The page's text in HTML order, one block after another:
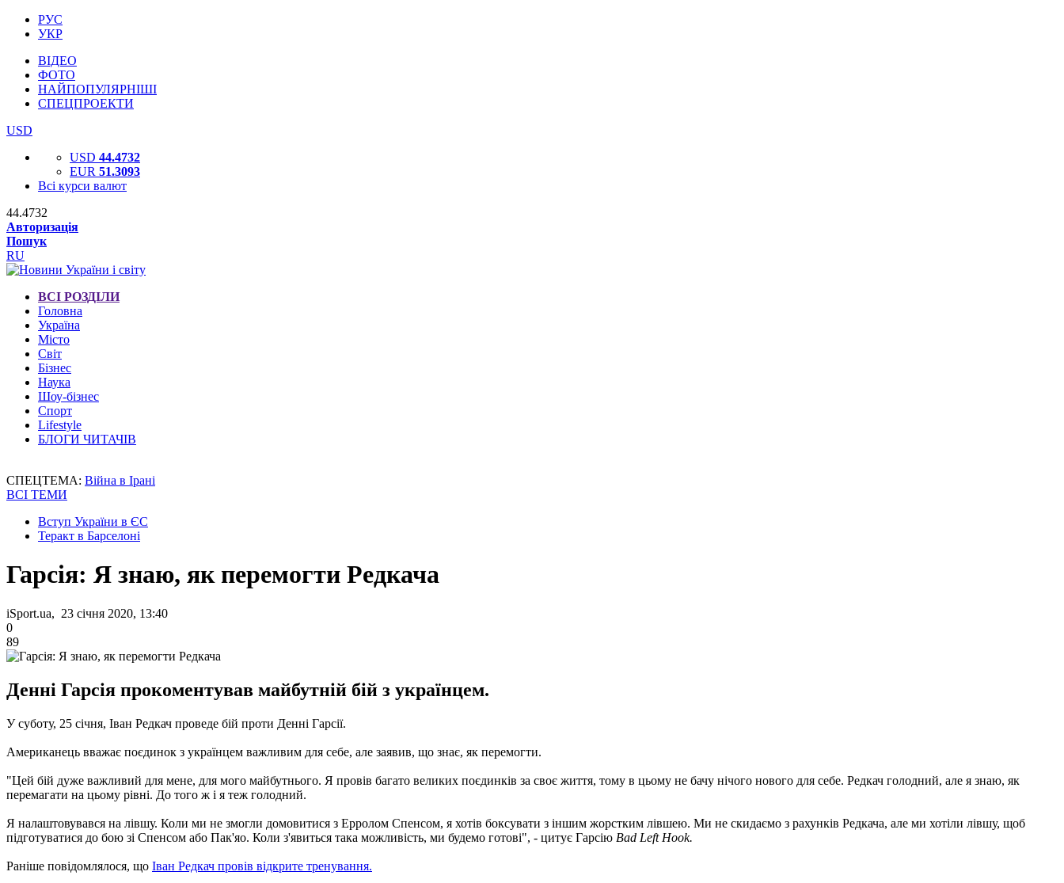
РУС
УКР
ВІДЕО
ФОТО
НАЙПОПУЛЯРНІШІ
СПЕЦПРОЕКТИ
USD
USD 44.4732
EUR 51.3093
Всі курси валют
44.4732
Авторизація
Пошук
RU
ВСІ РОЗДІЛИ
Головна
Україна
Місто
Світ
Бізнес
Наука
Шоу-бізнес
Спорт
Lifestyle
БЛОГИ ЧИТАЧІВ
СПЕЦТЕМА: Війна в Ірані
ВСІ ТЕМИ
Вступ України в ЄС
Теракт в Барселоні
Гарсія: Я знаю, як перемогти Редкача
iSport.ua, 23 січня 2020, 13:40
0
89
Денні Гарсія прокоментував майбутній бій з українцем.
У суботу, 25 січня, Іван Редкач проведе бій проти Денні Гарсії.
Американець вважає поєдинок з українцем важливим для себе, але заявив, що знає, як перемогти.
"Цей бій дуже важливий для мене, для мого майбутнього. Я провів багато великих поєдинків за своє життя, тому в цьому не бачу нічого нового для себе. Редкач голодний, але я знаю, як
перемагати на цьому рівні. До того ж і я теж голодний.
Я налаштовувався на лівшу. Коли ми не змогли домовитися з Ерролом Спенсом, я хотів боксувати з іншим жорстким лівшею. Ми не скидаємо з рахунків Редкача, але ми хотіли лівшу, щоб
підготуватися до бою зі Спенсом або Пак'яо. Коли з'явиться така можливість, ми будемо готові", - цитує Гарсію Bad Left Hook.
Раніше повідомлялося, що Іван Редкач провів відкрите тренування.